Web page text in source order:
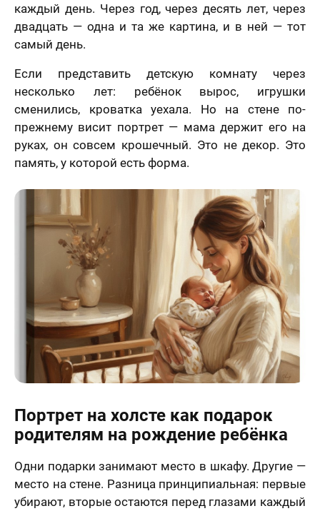
каждый день. Через год, через десять лет, через
двадцать — одна и та же картина, и в ней — тот
самый день.
Если представить детскую комнату через
несколько лет: ребёнок вырос, игрушки
сменились, кроватка уехала. Но на стене по-
прежнему висит портрет — мама держит его на
руках, он совсем крошечный. Это не декор. Это
память, у которой есть форма.
Портрет на холсте как подарок
родителям на рождение ребёнка
Одни подарки занимают место в шкафу. Другие —
место на стене. Разница принципиальная: первые
убирают, вторые остаются перед глазами каждый